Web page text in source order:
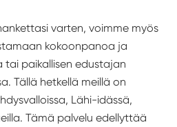
varten, voimme myös
kokoonpanoa ja
tai paikallisen edustajan
Tällä hetkellä meillä on
Lähi-idässä,
Tämä palvelu edellyttää